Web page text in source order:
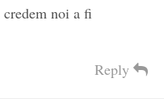
noi a fi
Reply